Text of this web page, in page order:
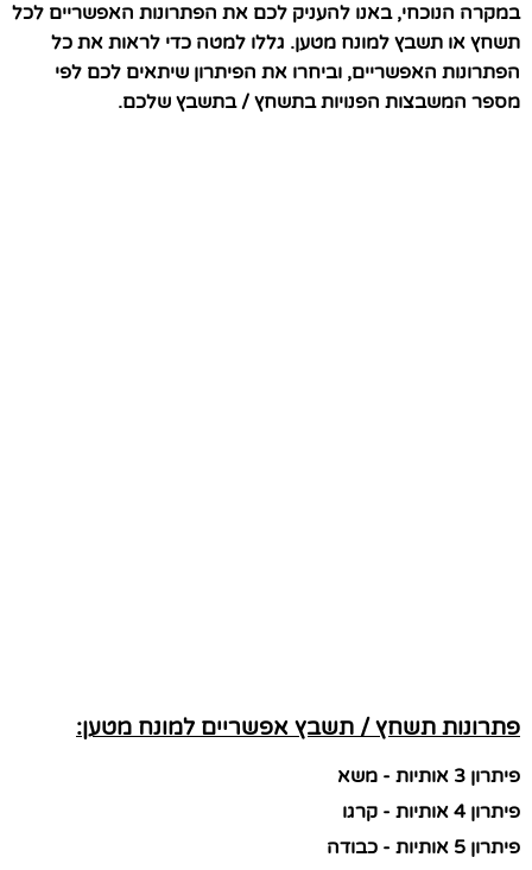
במקרה הנוכחי, באנו להעניק לכם את הפתרונות האפשריים לכל
תשחץ או תשבץ למונח מטען. גללו למטה כדי לראות את כל
הפתרונות האפשריים, וביחרו את הפיתרון שיתאים לכם לפי
מספר המשבצות הפנויות בתשחץ / בתשבץ שלכם.
פתרונות תשחץ / תשבץ אפשריים למונח מטען:
פיתרון 3 אותיות - משא
פיתרון 4 אותיות - קרגו
פיתרון 5 אותיות - כבודה